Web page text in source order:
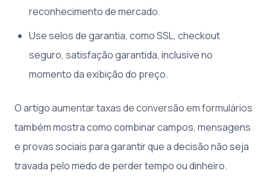
reconhecimento de mercado.
Use selos de garantia, como SSL, checkout
seguro, satisfação garantida, inclusive no
momento da exibição do preço.
O artigoaumentar taxas de conversão em formulários
também mostra como combinar campos, mensagens
e provas sociais para garantir que a decisão não seja
travada pelo medo de perder tempo ou dinheiro.